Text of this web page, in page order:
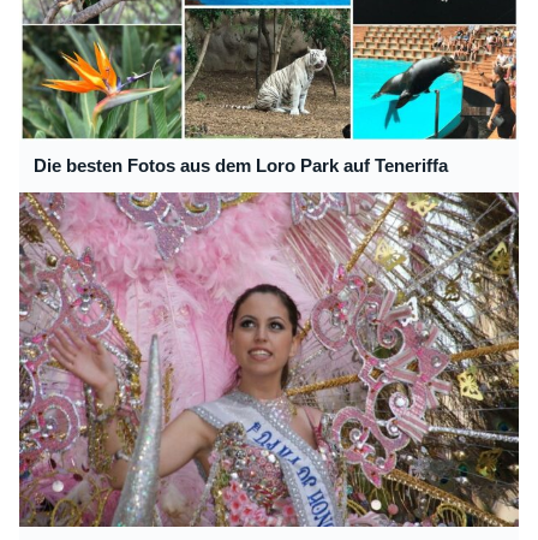
Die besten Fotos aus dem Loro Park auf Teneriffa